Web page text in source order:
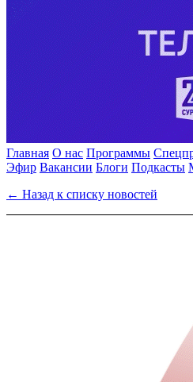
Главная О нас Программы
Эфир Вакансии Блоги Подкасты
← Назад к списку новостей